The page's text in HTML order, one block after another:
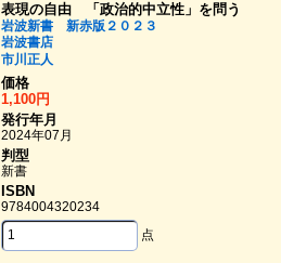
表現の自由 「政治的中立性」を問う
岩波新書 新赤版２０２３
岩波書店
市川正人
価格
1,100円
発行年月
2024年07月
判型
新書
ISBN
9784004320234
点